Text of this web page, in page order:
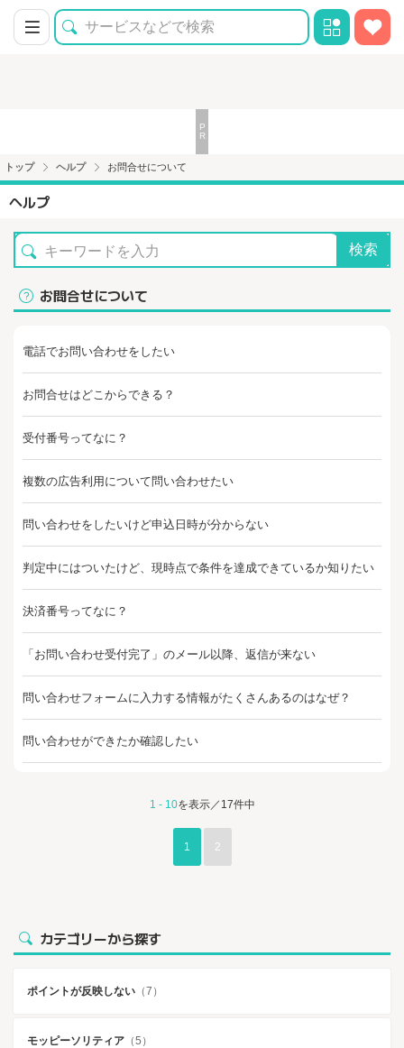
トップ ヘルプ お問合せについて
ヘルプ
検索
お問合せについて
電話でお問い合わせをしたい
お問合せはどこからできる？
受付番号ってなに？
複数の広告利用について問い合わせたい
問い合わせをしたいけど申込日時が分からない
判定中にはついたけど、現時点で条件を達成できているか知りたい
決済番号ってなに？
「お問い合わせ受付完了」のメール以降、返信が来ない
問い合わせフォームに入力する情報がたくさんあるのはなぜ？
問い合わせができたか確認したい
1 - 10を表示／17件中
1 2
カテゴリーから探す
ポイントが反映しない （7）
モッピーソリティア （5）